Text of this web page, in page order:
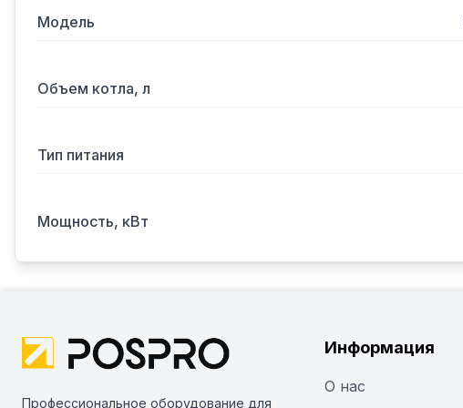
Модель
Объем котла, л
Тип питания
Мощность, кВт
Профессиональное оборудование для
Информация
О нас